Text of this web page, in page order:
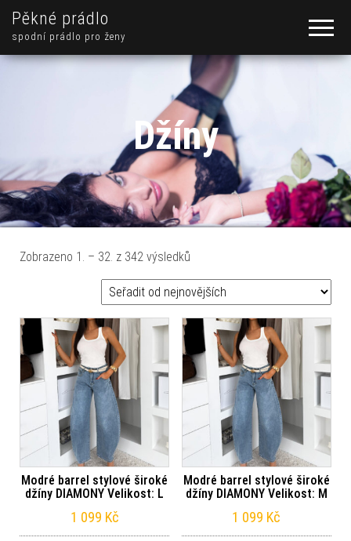
Pěkné prádlo
spodní prádlo pro ženy
Džíny
Zobrazeno 1. – 32. z 342 výsledků
Modré barrel stylové široké
džíny DIAMONY Velikost: L
1 099 Kč
Modré barrel stylové široké
džíny DIAMONY Velikost: M
1 099 Kč